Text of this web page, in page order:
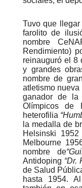
Tuvo que
farolito de
nombre
Rendimiento)
reinauguró el 8
y grandes
nombre de
atletismo
ganador de
Olímpicos de
heterofilia
la medalla de
Helsinski
Melbourne
nombre de
Antidoping “Dr.
de Salud
hasta 1954.